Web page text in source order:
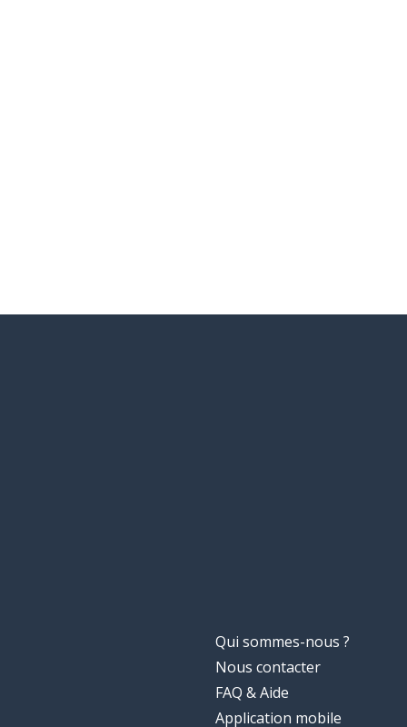
Qui sommes-nous ?
Nous contacter
FAQ & Aide
Application mobile